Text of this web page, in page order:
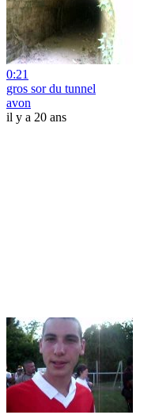
0:21
gros sor du tunnel
avon
il y a 20 ans